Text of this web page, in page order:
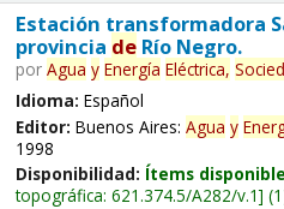
Estación transformadora
provincia deRío Negro.
por Agua y Energía Eléctrica,
Idioma: Español
Editor: Buenos Aires: Agua y
1998
Disponibilidad: Ítems
topográfica: 621.374.5/A282/v.1